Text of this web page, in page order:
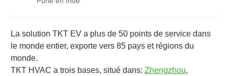
La solution TKT EV a plus de 50 points de service dans
le monde entier, exporte vers 85 pays et régions du
monde.
TKT HVAC a trois bases, situé dans: Zhengzhou,